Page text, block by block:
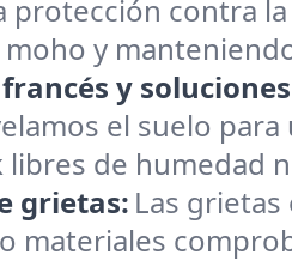
protección contra
y
y
el suelo
libres de humedad
grietas: Las
materiales